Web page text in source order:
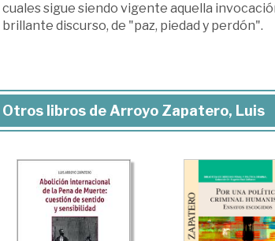
cuales sigue siendo vigente aquella
brillante discurso, de "paz, piedad y perdón".
Otros libros de Arroyo Zapatero, Luis